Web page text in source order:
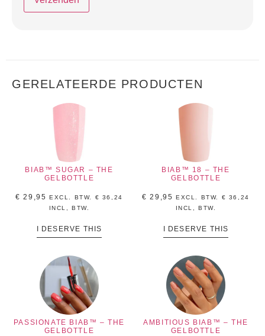
GERELATEERDE PRODUCTEN
BIAB™ SUGAR – THE
GELBOTTLE
€ 29,95 EXCL. BTW. € 36,24
INCL, BTW.
I DESERVE THIS
BIAB™ 18 – THE
GELBOTTLE
€ 29,95 EXCL. BTW. € 36,24
INCL, BTW.
I DESERVE THIS
PASSIONATE BIAB™ – THE
GELBOTTLE
AMBITIOUS BIAB™ – THE
GELBOTTLE